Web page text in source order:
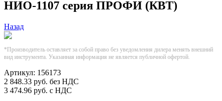
НИО-1107 серия ПРОФИ (КВТ)
Назад
*Производитель оставляет за собой право без уведомления дилера менять внешний
вид инструмента. Указанная информация не является публичной офертой.
Артикул: 156173
2 848.33 руб. без НДС
3 474.96 руб. с НДС